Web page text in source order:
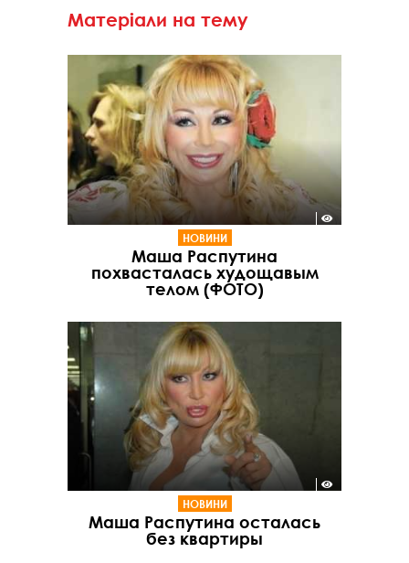
Матеріали на тему
НОВИНИ
Маша Распутина
похвасталась худощавым
телом (ФОТО)
НОВИНИ
Маша Распутина осталась
без квартиры